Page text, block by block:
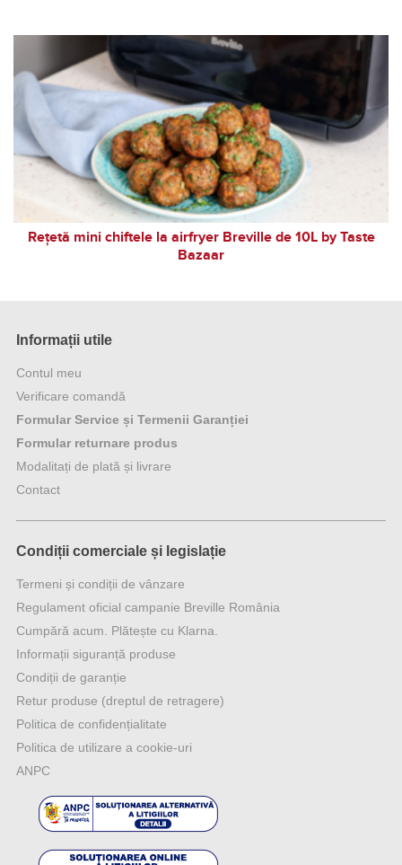
Rețetă mini chiftele la airfryer Breville de 10L by Taste
Bazaar
Informații utile
Contul meu
Verificare comandă
Formular Service și Termenii Garanției
Formular returnare produs
Modalitați de plată și livrare
Contact
Condiții comerciale și legislație
Termeni și condiții de vânzare
Regulament oficial campanie Breville România
Cumpără acum. Plătește cu Klarna.
Informații siguranță produse
Condiții de garanție
Retur produse (dreptul de retragere)
Politica de confidențialitate
Politica de utilizare a cookie-uri
ANPC